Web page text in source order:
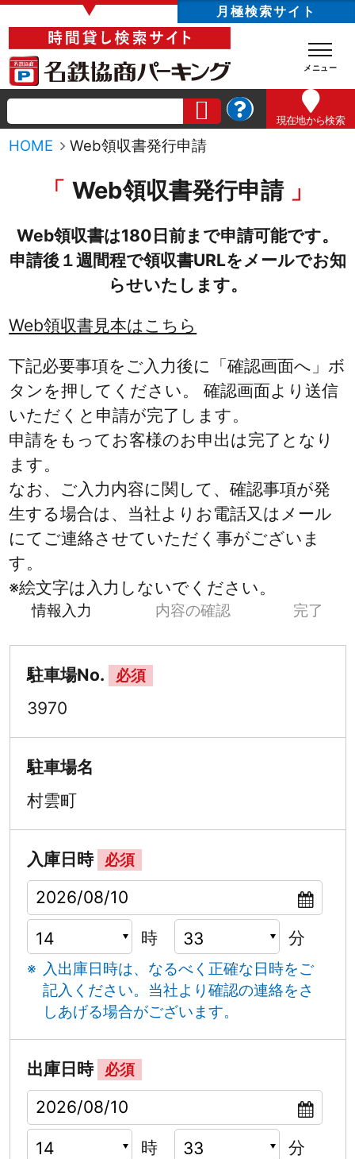
▼ 月極検索サイト
現在地から検索
HOME Web領収書発行申請
Web領収書発行申請
Web領収書は180日前まで申請可能です。
申請後１週間程で領収書URLをメールでお知
らせいたします。
Web領収書見本はこちら
下記必要事項をご入力後に「確認画面へ」ボ
タンを押してください。 確認画面より送信
いただくと申請が完了します。
申請をもってお客様のお申出は完了となり
ます。
なお、ご入力内容に関して、確認事項が発
生する場合は、当社よりお電話又はメール
にてご連絡させていただく事がございま
す。
※絵文字は入力しないでください。
情報入力 内容の確認 完了
駐車場No. 必須
3970
駐車場名
村雲町
入庫日時 必須
時 分
入出庫日時は、なるべく正確な日時をご
記入ください。 当社より確認の連絡をさ
しあげる場合がございます。
出庫日時 必須
時 分